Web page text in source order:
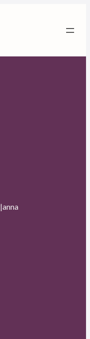
|anna